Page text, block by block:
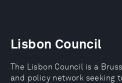
Lisbon Council
The Lisbon Council is a
and policy network seeking